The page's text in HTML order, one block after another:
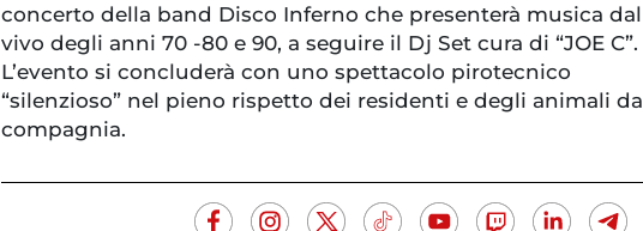
concerto della band Disco Inferno che presenterà musica dal
vivo degli anni 70 -80 e 90, a seguire il Dj Set cura di “JOE C”.
L’evento si concluderà con uno spettacolo pirotecnico
“silenzioso” nel pieno rispetto dei residenti e degli animali da
compagnia.